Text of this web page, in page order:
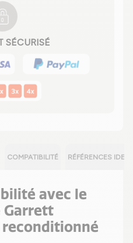
SÉCURISÉ
COMPATIBILITÉ RÉFÉRENCES
avec le
Garrett